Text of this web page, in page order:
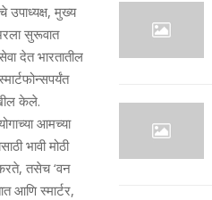
उपाध्‍यक्ष, मुख्य
सुरूवात
देत भारतातील
केले.
आमच्‍या
भावी मोठी
तसेच ‘वन
आणि स्‍मार्टर,